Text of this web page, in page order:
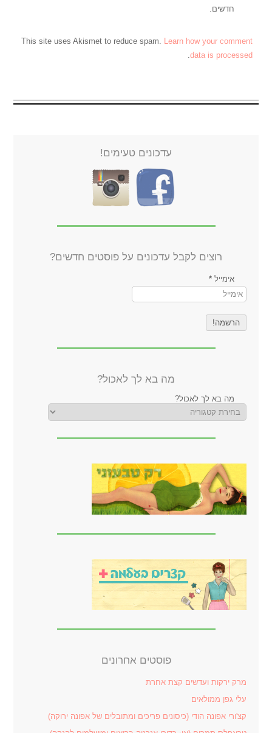
חדשים.
This site uses Akismet to reduce spam.
Learn how your comment
data is processed
עדכונים טעימים!
רוצים לקבל עדכונים על פוסטים חדשים?
אימייל*
מה בא לך לאכול?
מה בא לך לאכול?
פוסטים אחרונים
מרק ירקות ועדשים קצת אחרת
עלי גפן ממולאים
קצ'ורי אפונה הודי (כיסונים פריכים ומתובלים של אפונה ירוקה)